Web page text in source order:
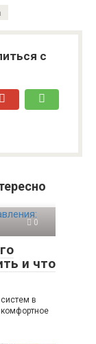
с
0
и что
в